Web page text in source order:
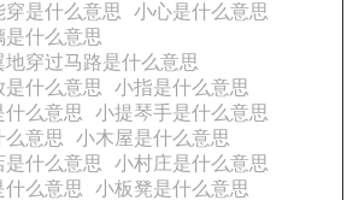
穿是什么意思
小心是什么意思
是什么意思
地穿过马路是什么意思
是什么意思
小指是什么意思
什么意思
小提琴手是什么意思
么意思
小木屋是什么意思
是什么意思
小村庄是什么意思
什么意思
小板凳是什么意思